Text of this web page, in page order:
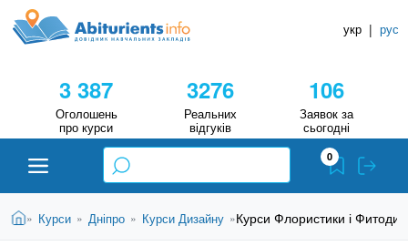
д
A
i
t
u
о
н
к
Н
3 387
Оголошень
про курси
3276
Реальних
відгуків
106
Заявок за
сьогодні
укр | рус
Абітурієнту
0
ВГоловна
» Курси » Дніпро » Курси Дизайну »Курси Флористики і